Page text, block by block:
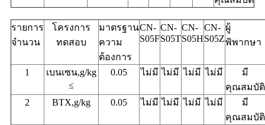
รายการ
จํานวน
โครงการ
ทดสอบ
มาตรฐาน
ความ
ต้องการ
CN-
S05F
CN-
S05T
CN-
S05H
CN-
S05Z
ผู้
พิพากษา
1
เบนเซน,g/kg
≤
0.05 ไม่มี ไม่มี ไม่มี ไม่มี
มี
คุณสมบัติ
2
BTX,g/kg 0.05 ไม่มี ไม่มี ไม่มี ไม่มี
มี
คุณสมบัติ